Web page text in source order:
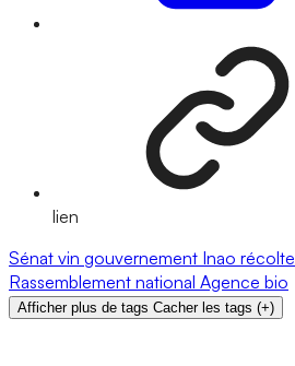
lien
Sénat vin gouvernement Inao récolte
Rassemblement national Agence bio
Afficher plus de tags Cacher les tags (+)